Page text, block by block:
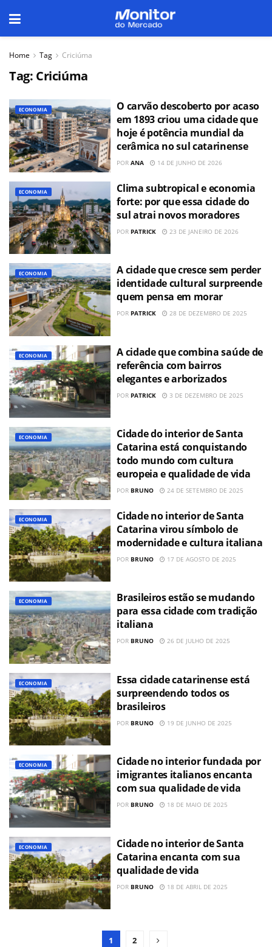
Home Tag Criciúma
Tag: Criciúma
ECONOMIA
O carvão descoberto por acaso
em 1893 criou uma cidade que
hoje é potência mundial da
cerâmica no sul catarinense
POR ANA 14 DE JUNHO DE 2026
ECONOMIA
Clima subtropical e economia
forte: por que essa cidade do
sul atrai novos moradores
POR PATRICK 23 DE JANEIRO DE 2026
ECONOMIA
A cidade que cresce sem perder
identidade cultural surpreende
quem pensa em morar
POR PATRICK 28 DE DEZEMBRO DE 2025
ECONOMIA
A cidade que combina saúde de
referência com bairros
elegantes e arborizados
POR PATRICK 3 DE DEZEMBRO DE 2025
ECONOMIA
Cidade do interior de Santa
Catarina está conquistando
todo mundo com cultura
europeia e qualidade de vida
POR BRUNO 24 DE SETEMBRO DE 2025
ECONOMIA
Cidade no interior de Santa
Catarina virou símbolo de
modernidade e cultura italiana
POR BRUNO 17 DE AGOSTO DE 2025
ECONOMIA
Brasileiros estão se mudando
para essa cidade com tradição
italiana
POR BRUNO 26 DE JULHO DE 2025
ECONOMIA
Essa cidade catarinense está
surpreendendo todos os
brasileiros
POR BRUNO 19 DE JUNHO DE 2025
ECONOMIA
Cidade no interior fundada por
imigrantes italianos encanta
com sua qualidade de vida
POR BRUNO 18 DE MAIO DE 2025
ECONOMIA
Cidade no interior de Santa
Catarina encanta com sua
qualidade de vida
POR BRUNO 18 DE ABRIL DE 2025
1 2